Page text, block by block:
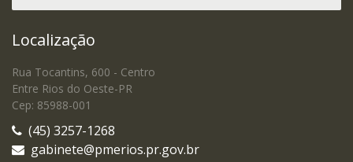
Localização
Rua Tocantins, 600 - Centro
Entre Rios do Oeste-PR
Cep: 85988-001
(45) 3257-1268
gabinete@pmerios.pr.gov.br